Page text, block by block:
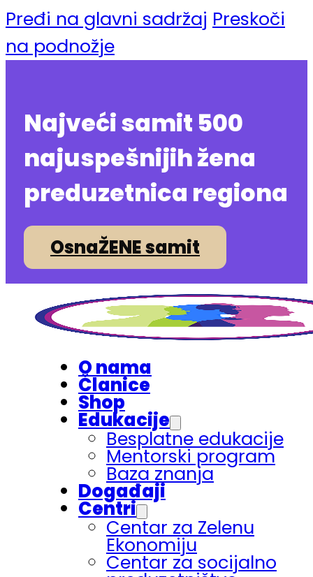
Pređi na glavni sadržaj Preskoči
na podnožje
Najveći samit 500
najuspešnijih žena
preduzetnica regiona
OsnaŽENE samit
O nama
Članice
Shop
Edukacije
Besplatne edukacije
Mentorski program
Baza znanja
Događaji
Centri
Centar za Zelenu
Ekonomiju
Centar za socijalno